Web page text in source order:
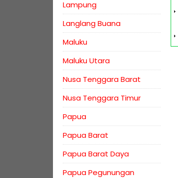
Lampung
Langlang Buana
Maluku
Maluku Utara
Nusa Tenggara Barat
Nusa Tenggara Timur
Papua
Papua Barat
Papua Barat Daya
Papua Pegunungan